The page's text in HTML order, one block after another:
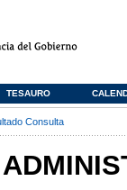
TESAURO
Consulta